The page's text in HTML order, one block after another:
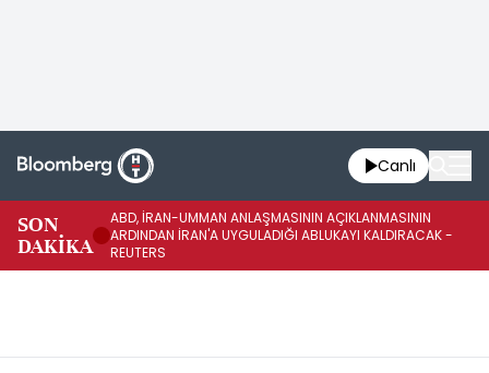
Canlı
SON
DAKİKA
ABD, İRAN-UMMAN ANLAŞMASININ AÇIKLANMASININ
ARDINDAN İRAN'A UYGULADIĞI ABLUKAYI KALDIRACAK -
REUTERS